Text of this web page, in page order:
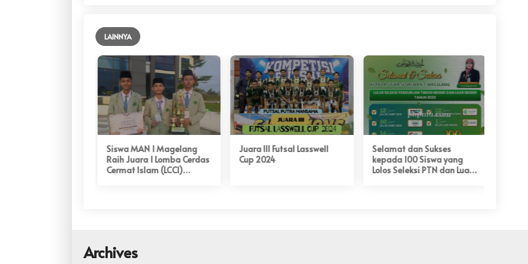
LAINNYA
Siswa MAN 1 Magelang
Raih Juara 1 Lomba Cerdas
Cermat Islam (LCCI)
Juara III Futsal Lasswell
Cup 2024
Selamat dan Sukses
kepada 100 Siswa yang
Lolos Seleksi PTN dan Luar
Archives